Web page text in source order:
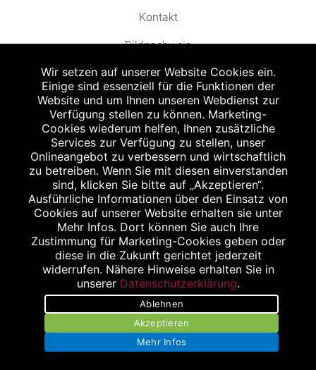
Kontakt
Bildnachweis
Abgabe in haushaltsüblichen Mengen, solange der Vorrat reicht. Für Druck-
und Satzfehler keine Haftung.
Zu Risiken und Nebenwirkungen lesen Sie die Packungsbeilage und fragen
Sie Ihren Arzt oder Apotheker.
Angabe nach der deutschen Arzneimitteltaxe Apothekenerstattungspreis
(AEP). Der AEP ist keine unverbindliche Preisempfehlung der Hersteller. Der
AEP ist ein von den Apotheken in Ansatz gebrachter Preis für rezeptfreie
Arzneimittel. Er entspricht in der Höhe dem für Apotheken verbindlichen
Abgabepreis, zu dem eine Apotheke in bestimmten Fällen (z.B. bei Kindern
unter 12 Jahren) das Produkt mit der gesetzlichen Krankenversicherung
abrechnet. Der AEP ist der allgemeine Erstattungspreis im Falle einer
Kostenübernahme durch die gesetzlichen Krankenkassen, vor Abzug eines
Zwangsrabattes (zur Zeit 5%) nach §130 Abs. 1 SGB V.
Unverbindliche Preisempfehlung des Herstellers (UVP).
powered by apovena.de
Wir setzen auf unserer Website Cookies ein.
Einige sind essenziell für die Funktionen der
Website und um Ihnen unseren Webdienst zur
Verfügung stellen zu können. Marketing-
Cookies wiederum helfen, Ihnen zusätzliche
Services zur Verfügung zu stellen, unser
Onlineangebot zu verbessern und wirtschaftlich
zu betreiben. Wenn Sie mit diesen einverstanden
sind, klicken Sie bitte auf „Akzeptieren“.
Ausführliche Informationen über den Einsatz von
Cookies auf unserer Website erhalten sie unter
Mehr Infos. Dort können Sie auch Ihre
Zustimmung für Marketing-Cookies geben oder
diese in die Zukunft gerichtet jederzeit
widerrufen. Nähere Hinweise erhalten Sie in
unserer Datenschutzerklärung.
Ablehnen
Akzeptieren
Mehr Infos